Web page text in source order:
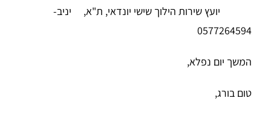
יועץ שירות הילוך שישי יונדאי, ת"א, יניב-
0577264594
המשך יום נפלא,
טום בורג,